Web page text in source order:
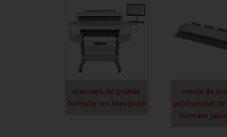
scanners de grande
formato em Mairiporã
venda de
profissional de
formato